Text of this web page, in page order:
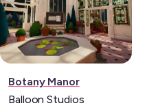
Jeu
vidéo:
Botany Manor
Balloon Studios